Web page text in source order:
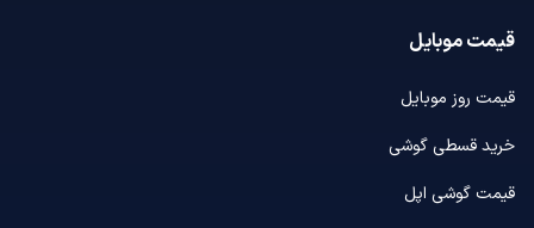
قیمت موبایل
قیمت روز موبایل
خرید قسطی گوشی
قیمت گوشی اپل